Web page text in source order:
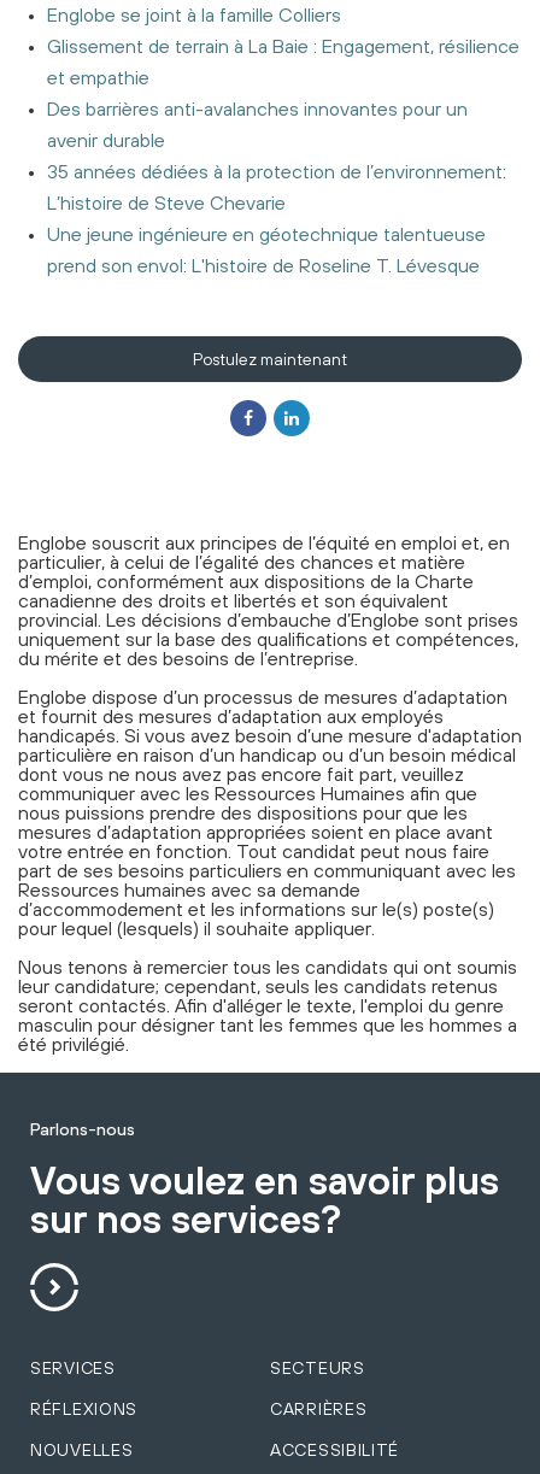
Englobe se joint à la famille Colliers
Glissement de terrain à La Baie : Engagement, résilience
et empathie
Des barrières anti-avalanches innovantes pour un
avenir durable
35 années dédiées à la protection de l’environnement:
L’histoire de Steve Chevarie
Une jeune ingénieure en géotechnique talentueuse
prend son envol: L'histoire de Roseline T. Lévesque
Postulez maintenant
Englobe souscrit aux principes de l’équité en emploi et, en
particulier, à celui de l’égalité des chances et matière
d’emploi, conformément aux dispositions de la Charte
canadienne des droits et libertés et son équivalent
provincial. Les décisions d’embauche d’Englobe sont prises
uniquement sur la base des qualifications et compétences,
du mérite et des besoins de l’entreprise.
Englobe dispose d’un processus de mesures d’adaptation
et fournit des mesures d’adaptation aux employés
handicapés. Si vous avez besoin d’une mesure d'adaptation
particulière en raison d’un handicap ou d’un besoin médical
dont vous ne nous avez pas encore fait part, veuillez
communiquer avec les Ressources Humaines afin que
nous puissions prendre des dispositions pour que les
mesures d’adaptation appropriées soient en place avant
votre entrée en fonction. Tout candidat peut nous faire
part de ses besoins particuliers en communiquant avec les
Ressources humaines avec sa demande
d’accommodement et les informations sur le(s) poste(s)
pour lequel (lesquels) il souhaite appliquer.
Nous tenons à remercier tous les candidats qui ont soumis
leur candidature; cependant, seuls les candidats retenus
seront contactés. Afin d'alléger le texte, l'emploi du genre
masculin pour désigner tant les femmes que les hommes a
été privilégié.
Parlons-nous
Vous voulez en savoir plus
sur nos services?
SERVICES SECTEURS
RÉFLEXIONS CARRIÈRES
NOUVELLES ACCESSIBILITÉ